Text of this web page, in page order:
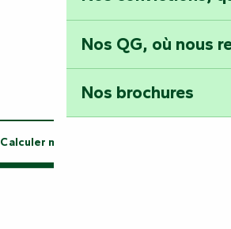
Nos QG, où nous
Nos brochures
Calculer mon itinéraire